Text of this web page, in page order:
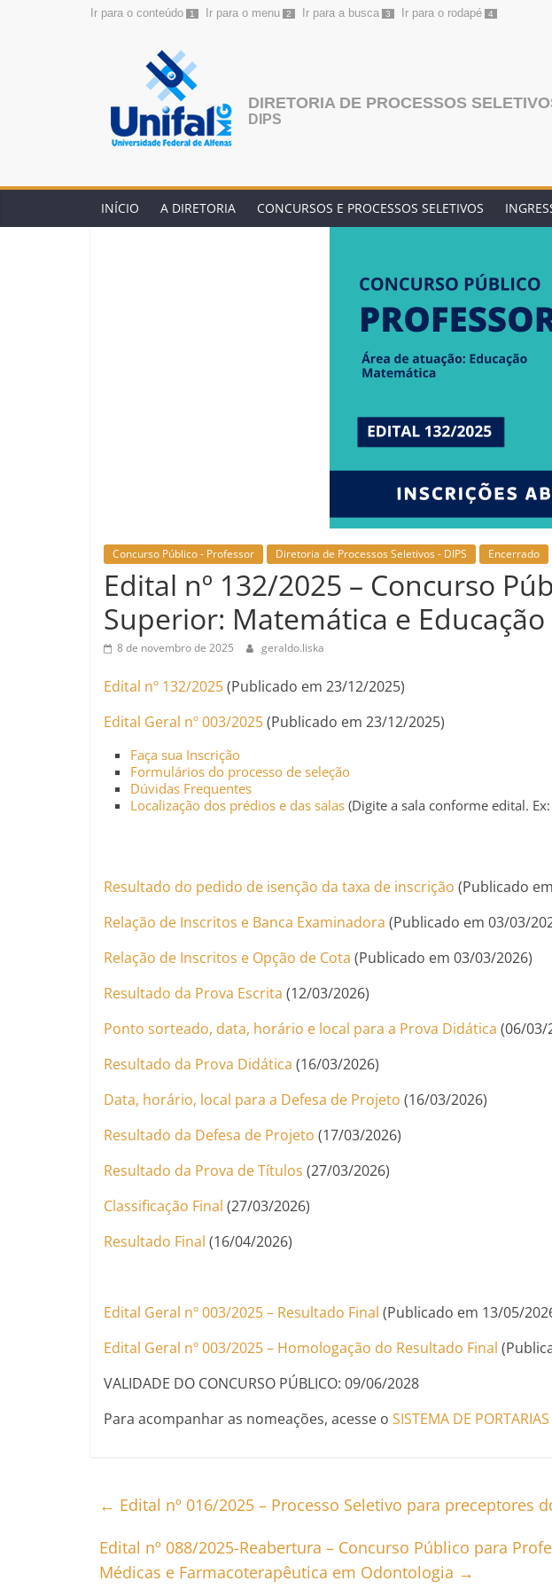
Ir para o conteúdo 1 Ir para o menu 2 Ir para a busca 3 Ir para o rodapé 4
DIRETORIA DE PROCESSOS
DIPS
INÍCIO A DIRETORIA CONCURSOS E PROCESSOS SELETIVOS
Concurso Público - Professor Diretoria de Processos Seletivos - DIPS Encerrado
Edital nº 132/2025 – Concurso
Superior: Matemática e
8 de novembro de 2025 geraldo.liska
Edital nº 132/2025(Publicado em 23/12/2025)
Edital Geral nº 003/2025(Publicado em 23/12/2025)
Faça sua Inscrição
Formulários do processo de seleção
Dúvidas Frequentes
Localização dos prédios e das salas (Digite a sala conforme edital. Ex:
Resultado do pedido de isenção da taxa de inscrição (Publicado
Relação de Inscritos e Banca Examinadora (Publicado em 03/03/
Relação de Inscritos e Opção de Cota (Publicado em 03/03/2026)
Resultado da Prova Escrita (12/03/2026)
Ponto sorteado, data, horário e local para a Prova Didática (06/03/
Resultado da Prova Didática (16/03/2026)
Data, horário, local para a Defesa de Projeto (16/03/2026)
Resultado da Defesa de Projeto (17/03/2026)
Resultado da Prova de Títulos (27/03/2026)
Classificação Final (27/03/2026)
Resultado Final (16/04/2026)
Edital Geral nº 003/2025 – Resultado Final (Publicado em 13/05/
Edital Geral nº 003/2025 – Homologação do Resultado Final
VALIDADE DO CONCURSO PÚBLICO: 09/06/2028
Para acompanhar as nomeações, acesse o SISTEMA DE PORTARIAS
← Edital nº 016/2025 – Processo Seletivo para preceptores
Edital nº 088/2025-Reabertura – Concurso Público para
Médicas e Farmacoterapêutica em Odontologia →